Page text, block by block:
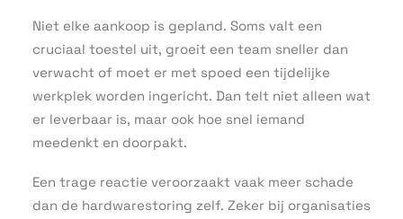
Niet elke aankoop is gepland. Soms valt een
cruciaal toestel uit, groeit een team sneller dan
verwacht of moet er met spoed een tijdelijke
werkplek worden ingericht. Dan telt niet alleen wat
er leverbaar is, maar ook hoe snel iemand
meedenkt en doorpakt.
Een trage reactie veroorzaakt vaak meer schade
dan de hardwarestoring zelf. Zeker bij organisaties